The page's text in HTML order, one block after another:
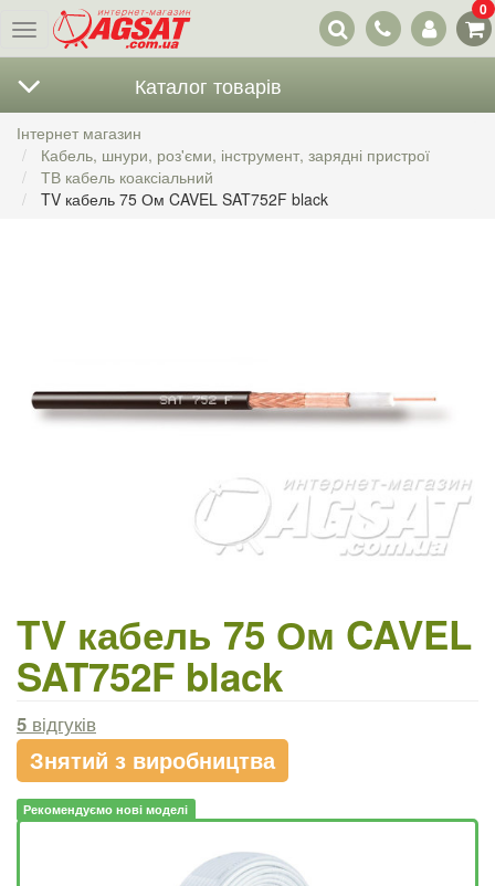
Меню
Наші
контакти
0
Каталог товарів
Інтернет магазин
Кабель, шнури, роз'єми, інструмент, зарядні пристрої
ТВ кабель коаксіальний
TV кабель 75 Ом CAVEL SAT752F black
TV кабель 75 Ом CAVEL
SAT752F black
5 відгуків
Знятий з виробництва
Рекомендуємо нові моделі